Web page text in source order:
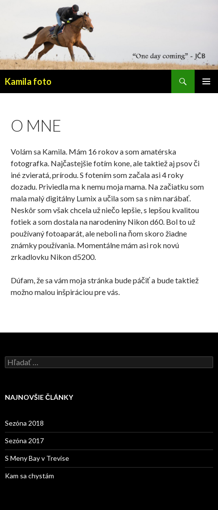
Kamila foto
O MNE
Volám sa Kamila. Mám 16 rokov a som amatérska
fotografka. Najčastejšie fotím kone, ale taktiež aj psov či
iné zvieratá, prírodu. S fotením som začala asi 4 roky
dozadu. Priviedla ma k nemu moja mama. Na začiatku som
mala malý digitálny Lumix a učila som sa s ním narábať.
Neskôr som však chcela už niečo lepšie, s lepšou kvalitou
fotiek a som dostala na narodeniny Nikon d60. Bol to už
používaný fotoaparát, ale neboli na ňom skoro žiadne
známky používania. Momentálne mám asi rok novú
zrkadlovku Nikon d5200.
Dúfam, že sa vám moja stránka bude páčiť a bude taktiež
možno malou inšpiráciou pre vás.
H
ľ
a
NAJNOVŠIE ČLÁNKY
Sezóna 2018
Sezóna 2017
S Meny Bay v Trevise
Kam sa chystám